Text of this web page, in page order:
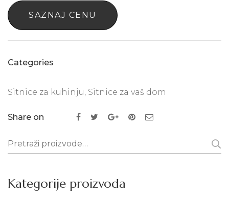
SAZNAJ CENU
Categories
Sitnice za kuhinju, Sitnice za vaš dom
Share on
Pretraži:
Kategorije proizvoda